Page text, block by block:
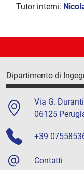
Tutor interni:
Dipartimento di
Via G.
06125
+39
Contatti